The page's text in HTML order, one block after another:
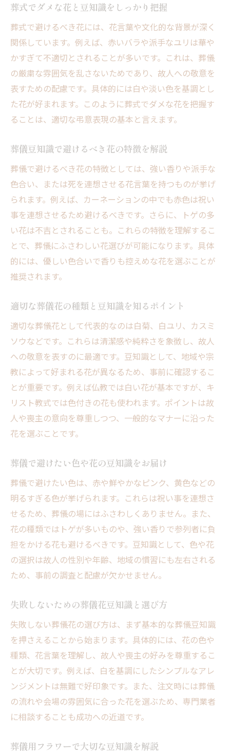
葬式でダメな花と豆知識をしっかり把握
葬式で避けるべき花には、花言葉や文化的な背景が深く
関係しています。例えば、赤いバラや派手なユリは華や
かすぎて不適切とされることが多いです。これは、葬儀
の厳粛な雰囲気を乱さないためであり、故人への敬意を
表すための配慮です。具体的には白や淡い色を基調とし
た花が好まれます。このように葬式でダメな花を把握す
ることは、適切な弔意表現の基本と言えます。
葬儀豆知識で避けるべき花の特徴を解説
葬儀で避けるべき花の特徴としては、強い香りや派手な
色合い、または死を連想させる花言葉を持つものが挙げ
られます。例えば、カーネーションの中でも赤色は祝い
事を連想させるため避けるべきです。さらに、トゲの多
い花は不吉とされることも。これらの特徴を理解するこ
とで、葬儀にふさわしい花選びが可能になります。具体
的には、優しい色合いで香りも控えめな花を選ぶことが
推奨されます。
適切な葬儀花の種類と豆知識を知るポイント
適切な葬儀花として代表的なのは白菊、白ユリ、カスミ
ソウなどです。これらは清潔感や純粋さを象徴し、故人
への敬意を表すのに最適です。豆知識として、地域や宗
教によって好まれる花が異なるため、事前に確認するこ
とが重要です。例えば仏教では白い花が基本ですが、キ
リスト教式では色付きの花も使われます。ポイントは故
人や喪主の意向を尊重しつつ、一般的なマナーに沿った
花を選ぶことです。
葬儀で避けたい色や花の豆知識をお届け
葬儀で避けたい色は、赤や鮮やかなピンク、黄色などの
明るすぎる色が挙げられます。これらは祝い事を連想さ
せるため、葬儀の場にはふさわしくありません。また、
花の種類ではトゲが多いものや、強い香りで参列者に負
担をかける花も避けるべきです。豆知識として、色や花
の選択は故人の性別や年齢、地域の慣習にも左右される
ため、事前の調査と配慮が欠かせません。
失敗しないための葬儀花豆知識と選び方
失敗しない葬儀花の選び方は、まず基本的な葬儀豆知識
を押さえることから始まります。具体的には、花の色や
種類、花言葉を理解し、故人や喪主の好みを尊重するこ
とが大切です。例えば、白を基調にしたシンプルなアレ
ンジメントは無難で好印象です。また、注文時には葬儀
の流れや会場の雰囲気に合った花を選ぶため、専門業者
に相談することも成功への近道です。
葬儀用フラワーで大切な豆知識を解説